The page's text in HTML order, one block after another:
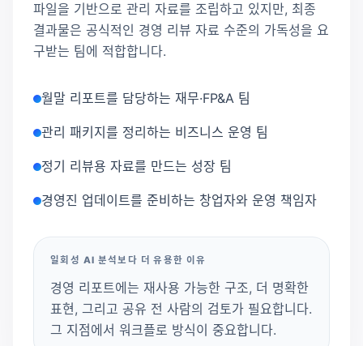
파일을 기반으로 관리 자료를 조립하고 있지만, 최종
결과물은 공식적인 경영 리뷰 자료 수준의 가독성을 요
구받는 팀에 적합합니다.
월말 리포트를 담당하는 재무·FP&A 팀
관리 패키지를 정리하는 비즈니스 운영 팀
정기 리뷰용 자료를 만드는 성장 팀
경영진 업데이트를 준비하는 창업자와 운영 책임자
일회성 AI 분석보다 더 유용한 이유
경영 리포트에는 재사용 가능한 구조, 더 명확한
표현, 그리고 공유 전 사람의 검토가 필요합니다.
그 지점에서 워크플로 방식이 중요합니다.